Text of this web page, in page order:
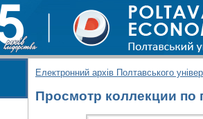
Електронний архів Полтавського
Просмотр коллекции по